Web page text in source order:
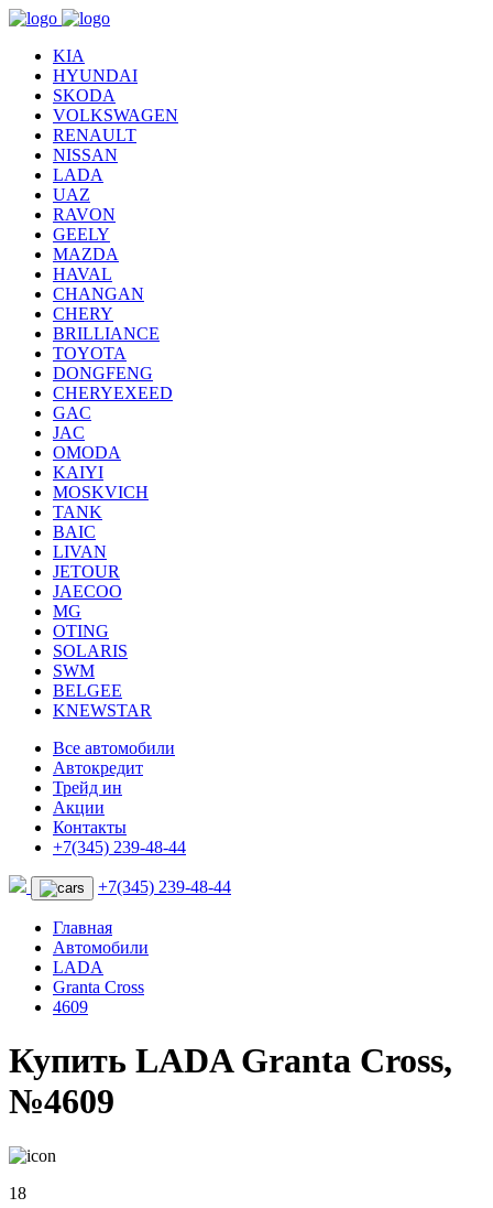
KIA
HYUNDAI
SKODA
VOLKSWAGEN
RENAULT
NISSAN
LADA
UAZ
RAVON
GEELY
MAZDA
HAVAL
CHANGAN
CHERY
BRILLIANCE
TOYOTA
DONGFENG
CHERYEXEED
GAC
JAC
OMODA
KAIYI
MOSKVICH
TANK
BAIC
LIVAN
JETOUR
JAECOO
MG
OTING
SOLARIS
SWM
BELGEE
KNEWSTAR
Все автомобили
Автокредит
Трейд ин
Акции
Контакты
+7(345) 239-48-44
+7(345) 239-48-44
Главная
Автомобили
LADA
Granta Cross
4609
Купить LADA Granta Cross,
№4609
18